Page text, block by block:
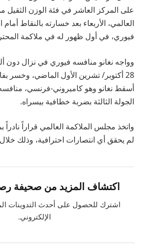
على المركز العاشر في فئة الوزن
العالمي، الأربعاء بعد خسارته بالنقاط
فيوري، في أول ظهور له في ملاكمة
وواجه نغانو منافسه فيوري في نزال دون
28 أكتوبر/ تشرين الأول الماضي، وخسر
أسقط نغانو وهو كاميروني-فرنسي،
الجولة الثالثة بضربة خطافية بيسراه.
واتخذ مجلس الملاكمة العالمي قراراً نادراً
لم يحقق أي انتصارات احترافية، وذلك
اكتشاف المزيد من صحيفة رصد
اشترك للحصول على أحدث التدوينات
الإلكتروني.